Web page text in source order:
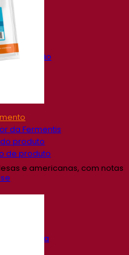
da Fermentis
produto
de produto
e americanas, com notas